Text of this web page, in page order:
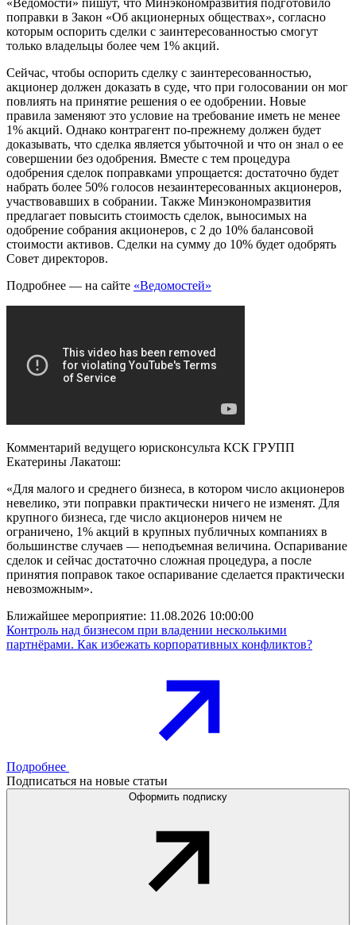
«Ведомости» пишут, что Минэкономразвития подготовило
поправки в Закон «Об акционерных обществах», согласно
которым оспорить сделки с заинтересованностью смогут
только владельцы более чем 1% акций.
Сейчас, чтобы оспорить сделку с заинтересованностью,
акционер должен доказать в суде, что при голосовании он мог
повлиять на принятие решения о ее одобрении. Новые
правила заменяют это условие на требование иметь не менее
1% акций. Однако контрагент по-прежнему должен будет
доказывать, что сделка является убыточной и что он знал о ее
совершении без одобрения. Вместе с тем процедура
одобрения сделок поправками упрощается: достаточно будет
набрать более 50% голосов незаинтересованных акционеров,
участвовавших в собрании. Также Минэкономразвития
предлагает повысить стоимость сделок, выносимых на
одобрение собрания акционеров, с 2 до 10% балансовой
стоимости активов. Сделки на сумму до 10% будет одобрять
Совет директоров.
Подробнее — на сайте «Ведомостей»
Комментарий ведущего юрисконсульта КСК ГРУПП
Екатерины Лакатош:
«Для малого и среднего бизнеса, в котором число акционеров
невелико, эти поправки практически ничего не изменят. Для
крупного бизнеса, где число акционеров ничем не
ограничено, 1% акций в крупных публичных компаниях в
большинстве случаев — неподъемная величина. Оспаривание
сделок и сейчас достаточно сложная процедура, а после
принятия поправок такое оспаривание сделается практически
невозможным».
Ближайшее мероприятие: 11.08.2026 10:00:00
Контроль над бизнесом при владении несколькими
партнёрами. Как избежать корпоративных конфликтов?
Подробнее
Подписаться на новые статьи
Оформить подписку